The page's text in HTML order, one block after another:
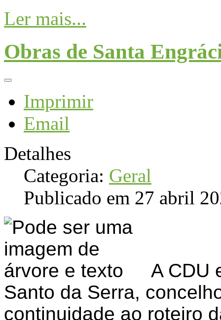
Ler mais...
Obras de Santa
Imprimir
Email
Detalhes
Categoria: Geral
Publicado em 27 abril
A CDU
Santo da Serra,
continuidade ao roteiro